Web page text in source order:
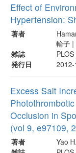
Effect of
Hypertension:
著者
輪子 |
雑誌
発行日
Excess Salt
Occlusion in
(vol 9, e97109,
著者
Yao